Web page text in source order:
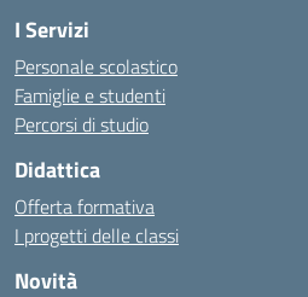
I Servizi
Personale scolastico
Famiglie e studenti
Percorsi di studio
Didattica
Offerta formativa
I progetti delle classi
Novità